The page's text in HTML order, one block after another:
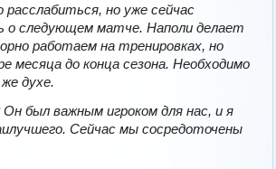
расслабиться, но уже сейчас
о следующем матче. Наполи делает
работаем на тренировках, но
месяца до конца сезона. Необходимо
духе.
Он был важным игроком для нас, и я
Сейчас мы сосредоточены